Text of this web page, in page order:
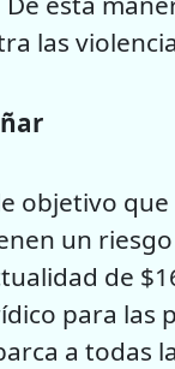
las
objetivo
un
de
para las
a todas